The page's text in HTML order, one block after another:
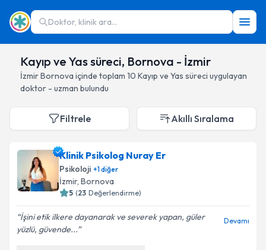
Doktor, klinik ara...
Kayıp ve Yas süreci, Bornova - İzmir
İzmirBornova içinde toplam 10 Kayıp ve Yas süreci uygulayan
doktor - uzman bulundu
Filtrele Akıllı Sıralama
Klinik Psikolog Nuray Er
Psikoloji +1diğer
İzmir, Bornova
5 (23 Değerlendirme)
İşini etik ilkere dayanarak ve severek yapan, güler
yüzlü, güvende...
Devamı